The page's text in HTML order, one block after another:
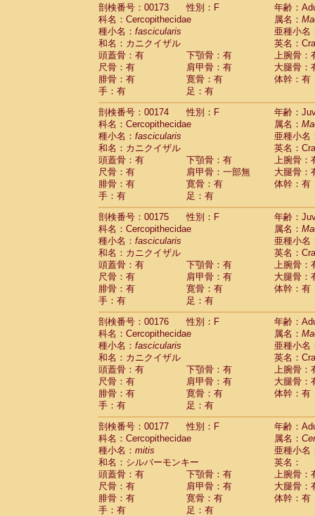
剖検番号：00173
性別：F
年齢：
科名：Cercopithecidae
属名：
種小名： fascicularis
亜種小名
和名：カニクイザル
英名：
頭蓋骨：有
下顎骨：有
上腕骨：
尺骨：有
肩甲骨：有
大腿骨：
腓骨：有
寛骨：有
体幹：有
手：有
足：有
剖検番号：00174
性別：F
年齢：
科名：Cercopithecidae
属名：
種小名： fascicularis
亜種小名
和名：カニクイザル
英名：
頭蓋骨：有
下顎骨：有
上腕骨：
尺骨：有
肩甲骨：一部無
大腿骨：
腓骨：有
寛骨：有
体幹：有
手：有
足：有
剖検番号：00175
性別：F
年齢：
科名：Cercopithecidae
属名：
種小名： fascicularis
亜種小名
和名：カニクイザル
英名：
頭蓋骨：有
下顎骨：有
上腕骨：
尺骨：有
肩甲骨：有
大腿骨：
腓骨：有
寛骨：有
体幹：有
手：有
足：有
剖検番号：00176
性別：F
年齢：
科名：Cercopithecidae
属名：
種小名： fascicularis
亜種小名
和名：カニクイザル
英名：
頭蓋骨：有
下顎骨：有
上腕骨：
尺骨：有
肩甲骨：有
大腿骨：
腓骨：有
寛骨：有
体幹：有
手：有
足：有
剖検番号：00177
性別：F
年齢：
科名：Cercopithecidae
属名：
種小名： mitis
亜種小名
和名：シルバーモンキー
英名：
頭蓋骨：有
下顎骨：有
上腕骨：
尺骨：有
肩甲骨：有
大腿骨：
腓骨：有
寛骨：有
体幹：有
手：有
足：有